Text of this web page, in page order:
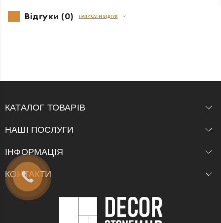
Відгуки (0) НАПИСАТИ ВІДГУК
КАТАЛОГ ТОВАРІВ
НАШІ ПОСЛУГИ
ІНФОРМАЦІЯ
КОНТАКТИ